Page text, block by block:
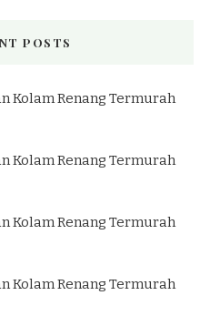
POSTS
Kolam Renang Termurah
Kolam Renang Termurah
Kolam Renang Termurah
Kolam Renang Termurah